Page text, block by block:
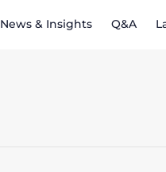
News & Insights Q&A